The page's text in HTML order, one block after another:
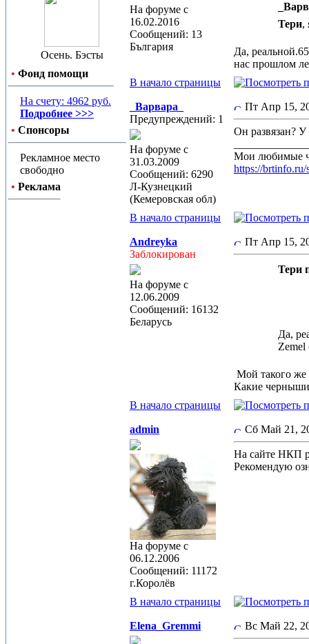
Осень. Бэсты
• Фонд помощи
На счету: 4962 руб.
Подробнее >>>
• Спонсоры
Рекламное место
свободно
• Реклама
На форуме с
16.02.2016
Сообщений: 13
България
Тери,
Да,
нас прошлом
В начало страницы
_Варвара_
Предупреждений: 1
На форуме с
31.03.2009
Сообщений: 6290
Л-Кузнецкий
(Кемеровская обл)
Пт Апр 15,
Он развязан? У
Мои любимые
https://
В начало страницы
Andreyka
Заблокирован
На форуме с
12.06.2009
Сообщений: 16132
Беларусь
Пт Апр 15,
Тери
Да,
Zemel
Мой такого же
Какие
В начало страницы
admin
На форуме с
06.12.2006
Сообщений: 11172
г.Королёв
Сб Май 21,
На сайте НКП
Рекомендую
В начало страницы
Elena_Gremmi Вс Май 22,